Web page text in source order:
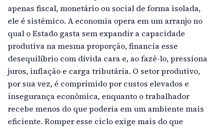
apenas fiscal, monetário ou social de forma isolada,
ele é sistêmico. A economia opera em um arranjo no
qual o Estado gasta sem expandir a capacidade
produtiva na mesma proporção, financia esse
desequilíbrio com dívida cara e, ao fazê-lo, pressiona
juros, inflação e carga tributária. O setor produtivo,
por sua vez, é comprimido por custos elevados e
insegurança econômica, enquanto o trabalhador
recebe menos do que poderia em um ambiente mais
eficiente. Romper esse ciclo exige mais do que